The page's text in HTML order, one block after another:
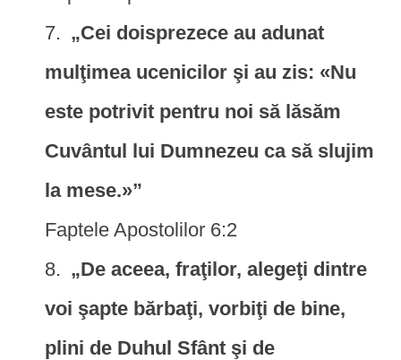
„Cei doisprezece au adunat
mulţimea ucenicilor şi au zis: «Nu
este potrivit pentru noi să lăsăm
Cuvântul lui Dumnezeu ca să slujim
la mese.»”
Faptele Apostolilor 6:2
„De aceea, fraţilor, alegeţi dintre
voi şapte bărbaţi, vorbiţi de bine,
plini de Duhul Sfânt şi de